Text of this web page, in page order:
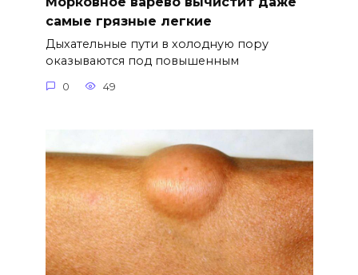
самые грязные легкие
Дыхательные пути в холодную пору
оказываются под повышенным
0 49